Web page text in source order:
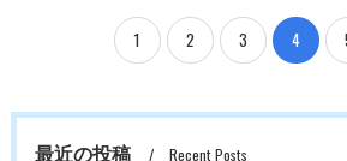
替などのエアコンに関するご相
談はございませんか？今…
会社で
事スタ
1 2 3 4
最近の投稿 Recent Posts